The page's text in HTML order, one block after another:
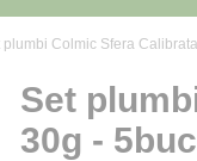
plumbi Colmic Sfera
Set
30g - 5buc